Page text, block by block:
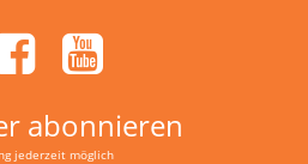
abonnieren
jederzeit möglich